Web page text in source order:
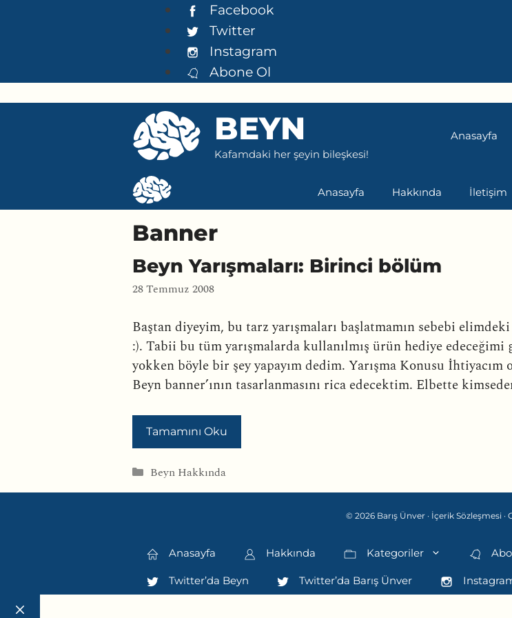
Facebook
Twitter
Instagram
Abone Ol
BEYN
Kafamdaki her şeyin bileşkesi!
Anasayfa
Anasayfa Hakkında İletişim
Banner
Beyn Yarışmaları: Birinci bölüm
28 Temmuz 2008
Baştan diyeyim, bu tarz yarışmaları başlatmamın sebebi
:). Tabii bu tüm yarışmalarda kullanılmış ürün hediye
yokken böyle bir şey yapayım dedim. Yarışma Konusu
Beyn banner’ının tasarlanmasını rica edecektim. Elbette
Tamamını Oku
Kategoriler
Beyn Hakkında
© 2026 Barış Ünver · İçerik Sözleşmesi ·
Anasayfa Hakkında Kategoriler
Twitter’da Beyn Twitter’da Barış Ünver